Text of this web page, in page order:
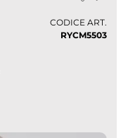
CODICE ART.
RYCM5503